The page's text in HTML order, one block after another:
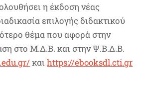
η έκδοση νέας
επιλογής διδακτικού
θέμα που αφορά στην
στο Μ.Δ.Β. και στην Ψ.Β.Δ.Β.
καιhttps://ebooksdl.cti.gr